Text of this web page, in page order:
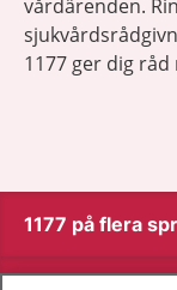
vårdärenden.
1177 ger dig
1177 på flera